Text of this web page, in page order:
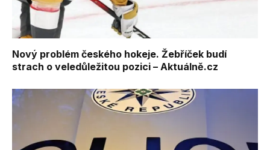
Nový problém českého hokeje. Žebříček budí
strach o veledůležitou pozici – Aktuálně.cz